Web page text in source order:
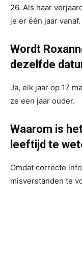
26. Als haar
je er één jaar vanaf.
Wordt
dezelfde
Ja, elk jaar op 17
ze een jaar ouder.
Waarom is
leeftijd te
Omdat correcte
misverstanden te